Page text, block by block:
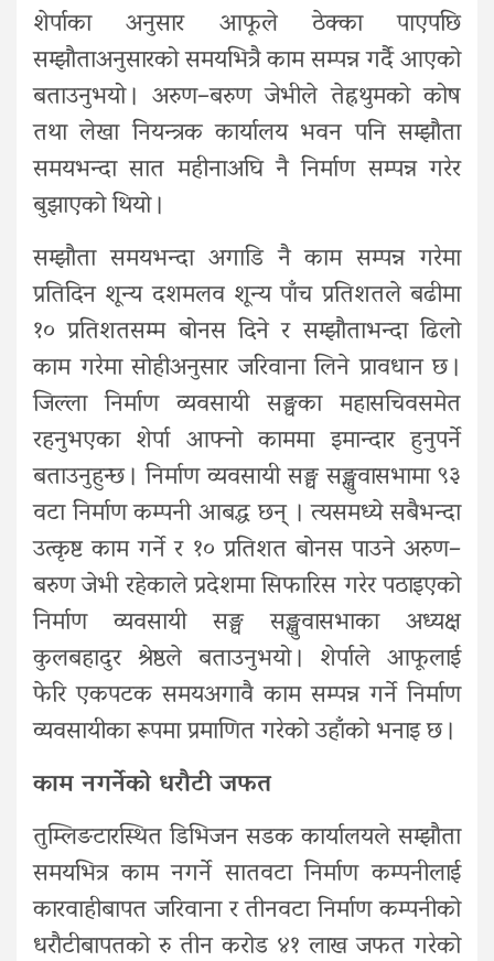
शेर्पाका अनुसार आफूले ठेक्का पाएपछि
सम्झौताअनुसारको समयभित्रै काम सम्पन्न गर्दै आएको
बताउनुभयो । अरुण–बरुण जेभीले तेह्रथुमको कोष
तथा लेखा नियन्त्रक कार्यालय भवन पनि सम्झौता
समयभन्दा सात महीनाअघि नै निर्माण सम्पन्न गरेर
बुझाएको थियो ।
सम्झौता समयभन्दा अगाडि नै काम सम्पन्न गरेमा
प्रतिदिन शून्य दशमलव शून्य पाँच प्रतिशतले बढीमा
१० प्रतिशतसम्म बोनस दिने र सम्झौताभन्दा ढिलो
काम गरेमा सोहीअनुसार जरिवाना लिने प्रावधान छ ।
जिल्ला निर्माण व्यवसायी सङ्घका महासचिवसमेत
रहनुभएका शेर्पा आफ्नो काममा इमान्दार हुनुपर्ने
बताउनुहुन्छ । निर्माण व्यवसायी सङ्घ सङ्खुवासभामा ९३
वटा निर्माण कम्पनी आबद्ध छन् । त्यसमध्ये सबैभन्दा
उत्कृष्ट काम गर्ने र १० प्रतिशत बोनस पाउने अरुण–
बरुण जेभी रहेकाले प्रदेशमा सिफारिस गरेर पठाइएको
निर्माण व्यवसायी सङ्घ सङ्खुवासभाका अध्यक्ष
कुलबहादुर श्रेष्ठले बताउनुभयो । शेर्पाले आफूलाई
फेरि एकपटक समयअगावै काम सम्पन्न गर्ने निर्माण
व्यवसायीका रूपमा प्रमाणित गरेको उहाँको भनाइ छ ।
काम नगर्नेको धरौटी जफत
तुम्लिङटारस्थित डिभिजन सडक कार्यालयले सम्झौता
समयभित्र काम नगर्ने सातवटा निर्माण कम्पनीलाई
कारवाहीबापत जरिवाना र तीनवटा निर्माण कम्पनीको
धरौटीबापतको रु तीन करोड ४१ लाख जफत गरेको